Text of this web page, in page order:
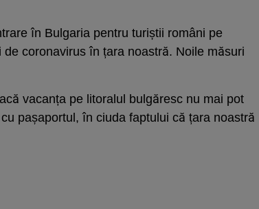
în Bulgaria pentru turiștii români pe
coronavirus în țara noastră. Noile măsuri
vacanța pe litoralul bulgăresc nu mai pot
pașaportul, în ciuda faptului că țara noastră